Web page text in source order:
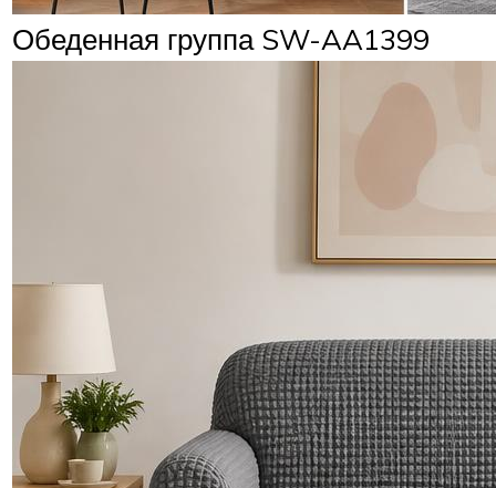
Обеденная группа SW-AA1399